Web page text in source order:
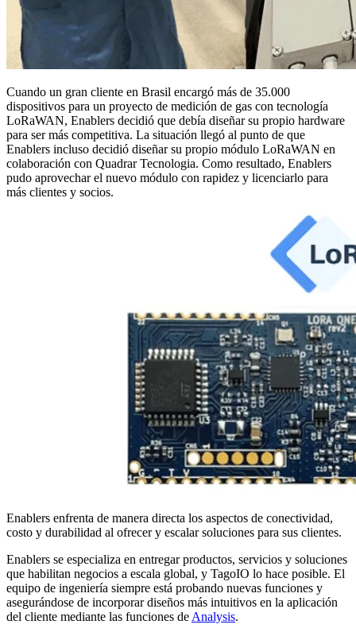
Cuando un gran cliente en Brasil encargó más de 35.000
dispositivos para un proyecto de medición de gas con tecnología
LoRaWAN, Enablers decidió que debía diseñar su propio hardware
para ser más competitiva. La situación llegó al punto de que
Enablers incluso decidió diseñar su propio módulo LoRaWAN en
colaboración con Quadrar Tecnologia. Como resultado, Enablers
pudo aprovechar el nuevo módulo con rapidez y licenciarlo para
más clientes y socios.
Enablers enfrenta de manera directa los aspectos de conectividad,
costo y durabilidad al ofrecer y escalar soluciones para sus clientes.
Enablers se especializa en entregar productos, servicios y soluciones
que habilitan negocios a escala global, y TagoIO lo hace posible. El
equipo de ingeniería siempre está probando nuevas funciones y
asegurándose de incorporar diseños más intuitivos en la aplicación
del cliente mediante las funciones de Analysis.